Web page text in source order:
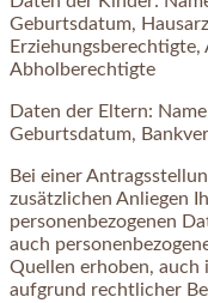
Geburtsdatum,
Abholberechtigte
Daten der Eltern:
Geburtsdatum,
Bei einer
zusätzlichen Anliegen
personenbezogenen
auch
Quellen erhoben, auch
aufgrund rechtlicher